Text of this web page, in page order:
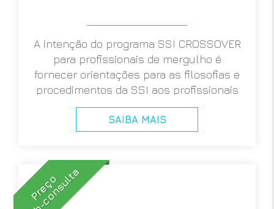
A intenção do programa SSI CROSSOVER
para profissionais de mergulho é
fornecer orientações para as filosofias e
procedimentos da SSI aos profissionais
de outras agências de formação de
mergulho reconhecidas.
SAIBA MAIS
Preço
Sob-consulta